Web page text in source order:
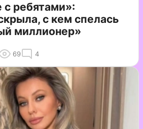
с ребятами»:
с кем спелась
миллионер»
69 4